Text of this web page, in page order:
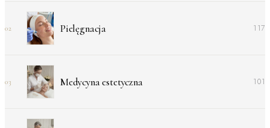
02 Pielęgnacja 117
03 Medycyna estetyczna 101